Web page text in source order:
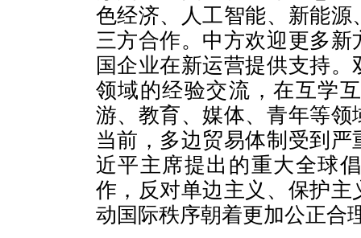
色经济、人工智能、新能
三方合作。中方欢迎更多
国企业在新运营提供支持
领域的经验交流，在互学
游、教育、媒体、青年等
当前，多边贸易体制受到
近平主席提出的重大全球
作，反对单边主义、保护
动国际秩序朝着更加公正合